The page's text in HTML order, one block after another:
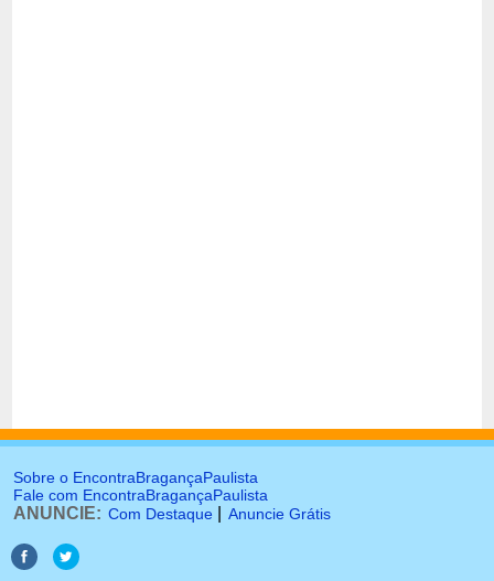
Sobre o EncontraBragançaPaulista
Fale com EncontraBragançaPaulista
ANUNCIE: Com Destaque Anuncie Grátis